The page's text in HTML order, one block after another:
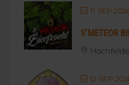
11 SEP
S’METEOR
12 SEP